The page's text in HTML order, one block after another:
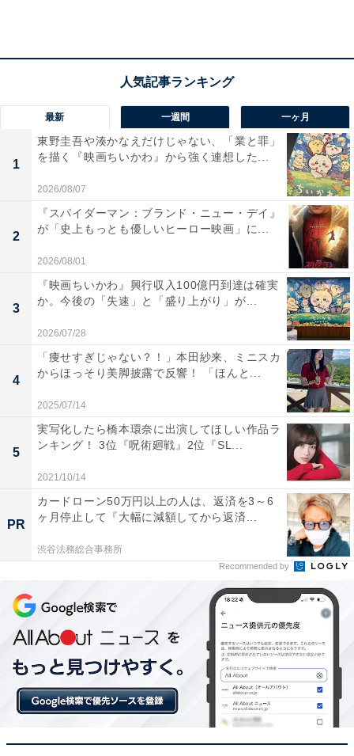
と思わせる納得の展開で気持ちよく楽しませてくれまし
古沢手腕に注目です。
「目に見えるものが真実とは限らない。何が本当
で何が嘘か」
作品にたびたび登場するのがこの言葉。すでに初回にだ
まされた視聴者もいれば、リチャードが入院するという
エピソードも含めてまったく動じなかった視聴者もいる
テレビドラマでは、視聴者が登場人物に想いをはせられ
るように、それぞれの人生を描き、ドラマ性を高めるこ
とが多いですが、本作では今のところその要素はありま
せん。やがてダー子の過去を知ることになるのだろ
う……なんて切ない予感も今のところゼロです。それこ
最新 一週間 一ヶ月
1
東野圭吾や湊かなえだけじゃない、「業と罪」
を描く『映画ちいかわ』から強く連想した...
2026/08/07
2
『スパイダーマン：ブランド・ニュー・デイ』
が「史上もっとも優しいヒーロー映画」に...
2026/08/01
3
『映画ちいかわ』興行収入100億円到達は確実
か。今後の「失速」と「盛り上がり」が...
2026/07/28
4
「痩せすぎじゃない？！」本田紗来、ミニスカ
からほっそり美脚披露で反響！ 「ほんと...
2025/07/14
5
実写化したら橋本環奈に出演してほしい作品ラ
ンキング！ 3位『呪術廻戦』2位『SL...
2021/10/14
PR
カードローン50万円以上の人は、返済を3～6
ヶ月停止して『大幅に減額してから返済...
渋谷法務総合事務所
Recommended by